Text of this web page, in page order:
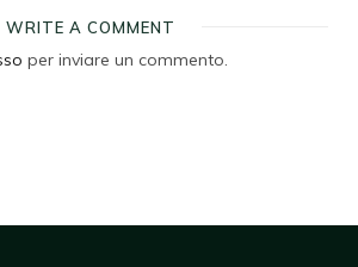
WRITE A COMMENT
per inviare un commento.